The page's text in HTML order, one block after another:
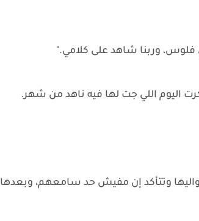
فلوس، وربنا شاهد على كلامي."
اليوم اللي جت لها فيه ناهد من شهر.
وتتأكد إن مفيش حد سامعهم، وبعدها